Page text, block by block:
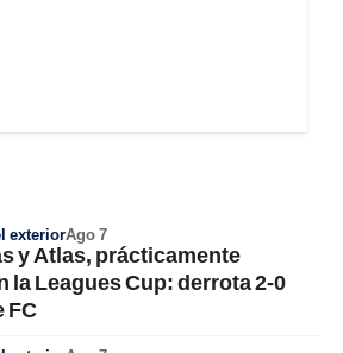
exteriorAgo 7
y Atlas, prácticamente
la Leagues Cup: derrota 2-0
FC